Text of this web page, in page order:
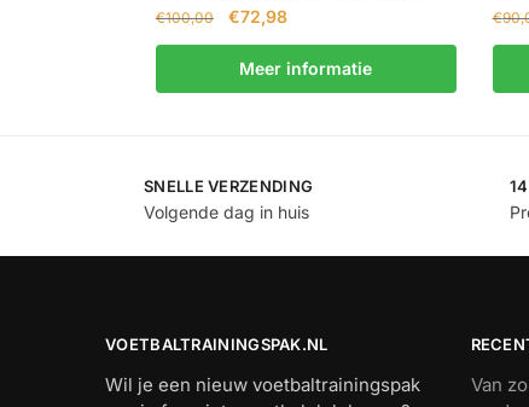
€100,00 €72,98
Meer informatie
€
SNELLE VERZENDING
Volgende dag in huis
VOETBALTRAININGSPAK.NL
Wil je een nieuw voetbaltrainingspak
Van